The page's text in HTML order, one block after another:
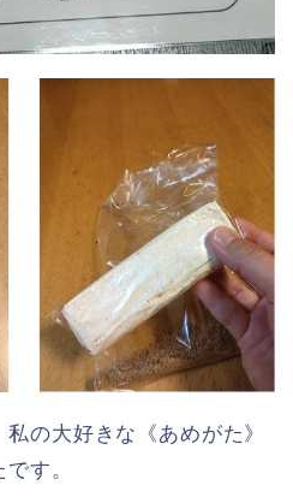
の大好きな《あめがた》
す。